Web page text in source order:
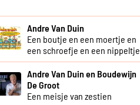
Andre Van Duin
Een boutje en een moertje en
een schroefje en een nippeltje
Andre Van Duin en Boudewijn
De Groot
Een meisje van zestien